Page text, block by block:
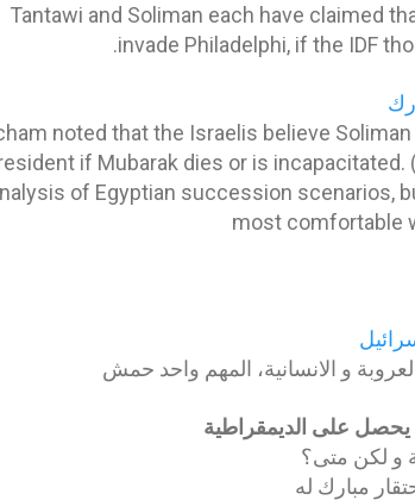
Tantawi and Soliman each have claimed
invade Philadelphi, if the IDF
noted that the Israelis believe
if Mubarak dies or is
of Egyptian succession scenarios,
most comfortable
و الانسانية، المهم واحد حمش
على الديمقراطية
و لكن متى؟
مبارك له